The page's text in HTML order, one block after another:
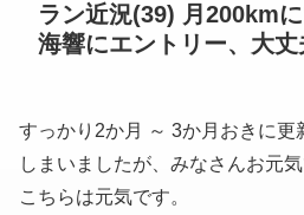
ラン近況(39) 月200km
海響にエントリー、大丈
すっかり2か月 ～ 3か月おきに更
しまいましたが、みなさんお元
こちらは元気です。